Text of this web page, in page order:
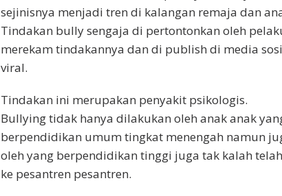
sejinisnya menjadi tren di kalangan remaja dan
Tindakan bully sengaja di pertontonkan oleh
merekam tindakannya dan di publish di media
viral.
Tindakan ini merupakan penyakit psikologis.
Bullying tidak hanya dilakukan oleh anak anak
berpendidikan umum tingkat menengah namun
oleh yang berpendidikan tinggi juga tak kalah
ke pesantren pesantren.